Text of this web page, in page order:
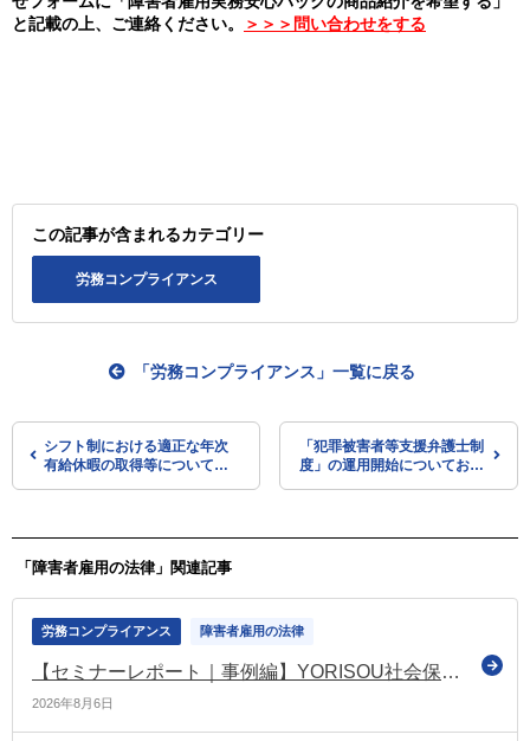
と記載の上、ご連絡ください。
＞＞＞問い合わせをする
この記事が含まれるカテゴリー
労務コンプライアンス
シフト制における適正な年次
有給休暇の取得等について検
「労務コンプライアンス」一覧に戻る
「犯罪被害者等支援弁護士制
度」の運用開始についてお知
「障害者雇用の法律」関連記事
労務コンプライアンス 障害者雇用の法律
【セミナーレポート｜事例編】YORISOU社会保険労務士法人に学ぶ「共に働き、共に成長する」定着支援
2026年8月6日